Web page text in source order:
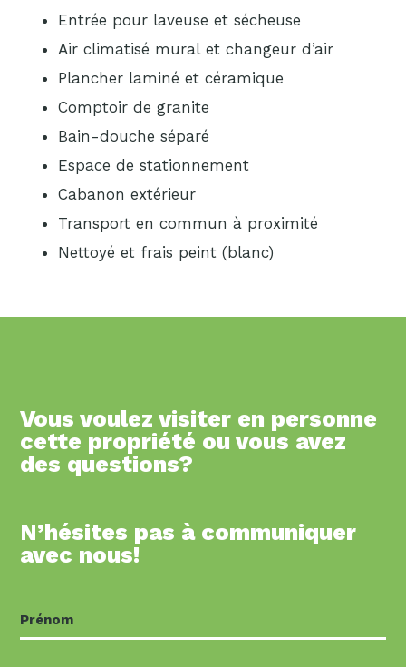
Entrée pour laveuse et sécheuse
Air climatisé mural et changeur d’air
Plancher laminé et céramique
Comptoir de granite
Bain-douche séparé
Espace de stationnement
Cabanon extérieur
Transport en commun à proximité
Nettoyé et frais peint (blanc)
Vous voulez visiter en personne
cette propriété ou vous avez
des questions?
N’hésites pas à communiquer
avec nous!